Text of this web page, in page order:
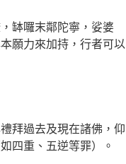
缽囉末鄰陀寧，娑婆
願力來加持，行者可以
拜過去及現在諸佛，仰
四重、五逆等罪）。